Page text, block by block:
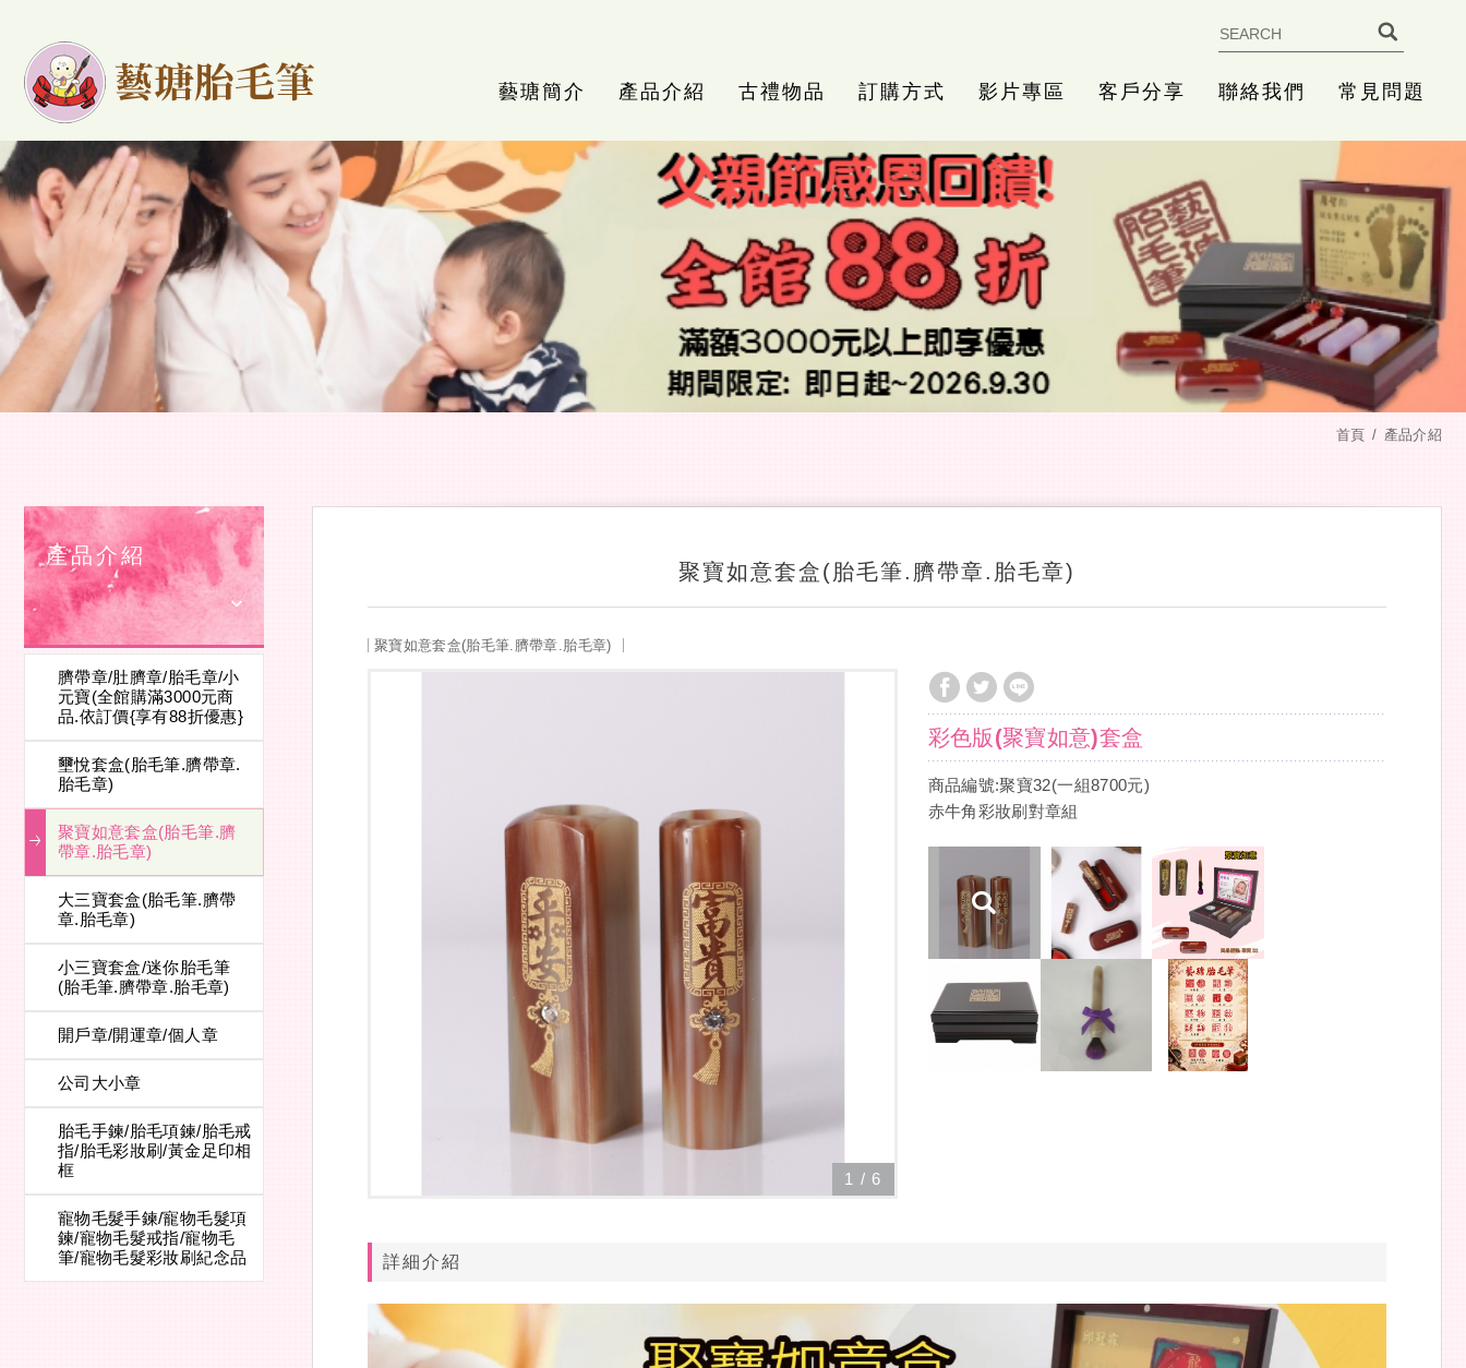
藝瑭簡介 產品介紹 古禮物品 訂購方式 影片專區 客戶分享 聯絡我們 常見問題
首頁 產品介紹
產品介紹
臍帶章/肚臍章/胎毛章/小
元寶(全館購滿3000元商
品.依訂價{享有88折優惠}
壐悅套盒(胎毛筆.臍帶章.
胎毛章)
聚寶如意套盒(胎毛筆.臍
帶章.胎毛章)
大三寶套盒(胎毛筆.臍帶
章.胎毛章)
小三寶套盒/迷你胎毛筆
(胎毛筆.臍帶章.胎毛章)
開戶章/開運章/個人章
公司大小章
胎毛手鍊/胎毛項鍊/胎毛戒
指/胎毛彩妝刷/黃金足印相
框
寵物毛髮手鍊/寵物毛髮項
鍊/寵物毛髮戒指/寵物毛
筆/寵物毛髮彩妝刷紀念品
聚寶如意套盒(胎毛筆.臍帶章.胎毛章)
聚寶如意套盒(胎毛筆.臍帶章.胎毛章)
彩色版(聚寶如意)套盒
商品編號:聚寶32(一組8700元)
赤牛角彩妝刷對章組
1 / 6
詳細介紹